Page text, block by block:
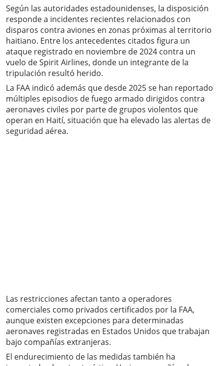
Según las autoridades estadounidenses, la disposición
responde a incidentes recientes relacionados con
disparos contra aviones en zonas próximas al territorio
haitiano. Entre los antecedentes citados figura un
ataque registrado en noviembre de 2024 contra un
vuelo de Spirit Airlines, donde un integrante de la
tripulación resultó herido.
La FAA indicó además que desde 2025 se han reportado
múltiples episodios de fuego armado dirigidos contra
aeronaves civiles por parte de grupos violentos que
operan en Haití, situación que ha elevado las alertas de
seguridad aérea.
Las restricciones afectan tanto a operadores
comerciales como privados certificados por la FAA,
aunque existen excepciones para determinadas
aeronaves registradas en Estados Unidos que trabajan
bajo compañías extranjeras.
El endurecimiento de las medidas también ha